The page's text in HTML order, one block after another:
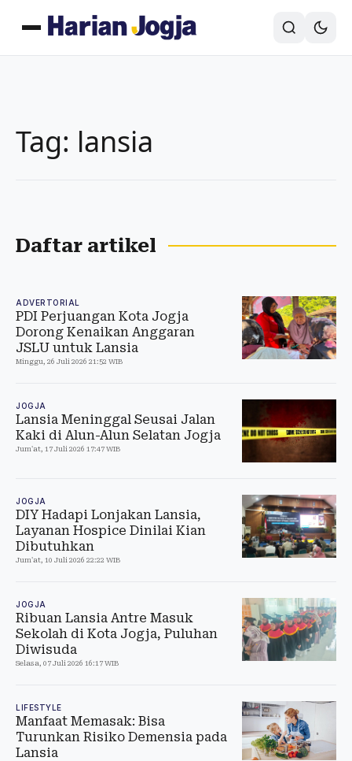
Tag: lansia
Daftar artikel
ADVERTORIAL
PDI Perjuangan Kota Jogja
Dorong Kenaikan Anggaran
JSLU untuk Lansia
Minggu, 26 Juli 2026 21:52 WIB
JOGJA
Lansia Meninggal Seusai Jalan
Kaki di Alun-Alun Selatan Jogja
Jum'at, 17 Juli 2026 17:47 WIB
JOGJA
DIY Hadapi Lonjakan Lansia,
Layanan Hospice Dinilai Kian
Dibutuhkan
Jum'at, 10 Juli 2026 22:22 WIB
JOGJA
Ribuan Lansia Antre Masuk
Sekolah di Kota Jogja, Puluhan
Diwisuda
Selasa, 07 Juli 2026 16:17 WIB
LIFESTYLE
Manfaat Memasak: Bisa
Turunkan Risiko Demensia pada
Lansia